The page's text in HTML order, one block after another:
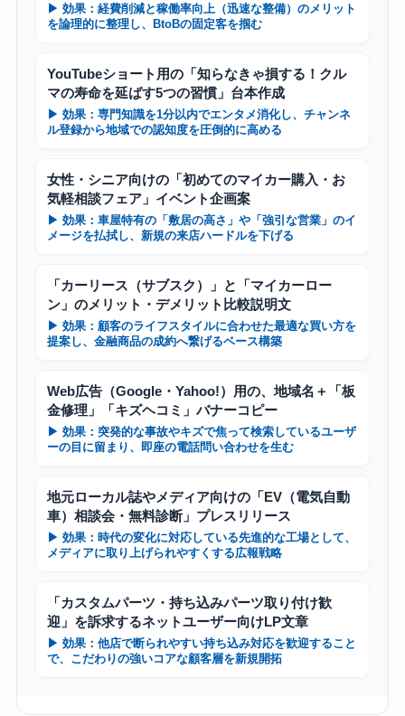
▶ 効果：経費削減と稼働率向上（迅速な整備）のメリット
を論理的に整理し、BtoBの固定客を掴む
YouTubeショート用の「知らなきゃ損する！クル
マの寿命を延ばす5つの習慣」台本作成
▶ 効果：専門知識を1分以内でエンタメ消化し、チャンネ
ル登録から地域での認知度を圧倒的に高める
女性・シニア向けの「初めてのマイカー購入・お
気軽相談フェア」イベント企画案
▶ 効果：車屋特有の「敷居の高さ」や「強引な営業」のイ
メージを払拭し、新規の来店ハードルを下げる
「カーリース（サブスク）」と「マイカーロー
ン」のメリット・デメリット比較説明文
▶ 効果：顧客のライフスタイルに合わせた最適な買い方を
提案し、金融商品の成約へ繋げるベース構築
Web広告（Google・Yahoo!）用の、地域名＋「板
金修理」「キズヘコミ」バナーコピー
▶ 効果：突発的な事故やキズで焦って検索しているユーザ
ーの目に留まり、即座の電話問い合わせを生む
地元ローカル誌やメディア向けの「EV（電気自動
車）相談会・無料診断」プレスリリース
▶ 効果：時代の変化に対応している先進的な工場として、
メディアに取り上げられやすくする広報戦略
「カスタムパーツ・持ち込みパーツ取り付け歓
迎」を訴求するネットユーザー向けLP文章
▶ 効果：他店で断られやすい持ち込み対応を歓迎すること
で、こだわりの強いコアな顧客層を新規開拓